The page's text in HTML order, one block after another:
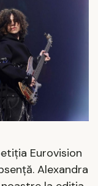
Eurovision
Alexandra